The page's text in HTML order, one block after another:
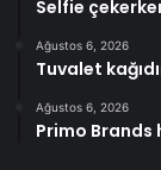
Selfie
Ağustos 6, 2026
Tuvalet
Ağustos 6, 2026
Primo Brands